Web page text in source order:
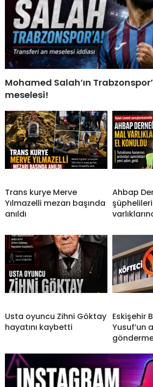
Mohamed Salah’ın
meselesi!
Trans kurye Merve
Yılmazelli mezarı başında
anıldı
Ahbap
Usta oyuncu Zihni Göktay
hayatını kaybetti
Eskişehir
Yusuf’un